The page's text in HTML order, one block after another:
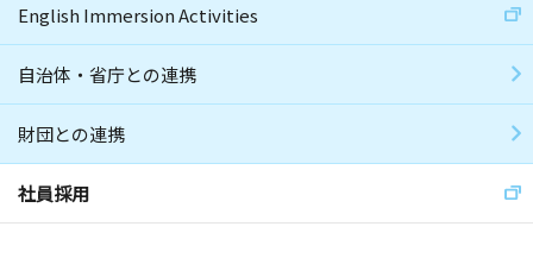
English Immersion Activities
自治体・省庁との連携
財団との連携
社員採用